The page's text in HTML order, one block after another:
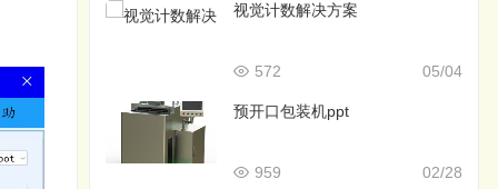
视觉计数解决方案
05/04
572
预开口包装机ppt
02/28
959